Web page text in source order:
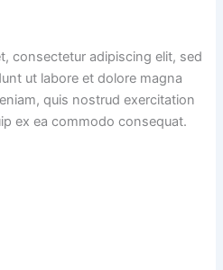
consectetur adipiscing elit, sed
ut labore et dolore magna
quis nostrud exercitation
ex ea commodo consequat.